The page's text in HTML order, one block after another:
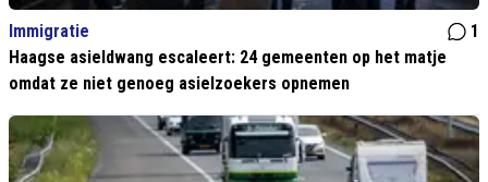
Immigratie
1
Haagse asieldwang escaleert: 24 gemeenten op het matje
omdat ze niet genoeg asielzoekers opnemen